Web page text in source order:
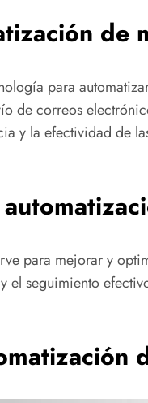
de
para
de correos
y la efectividad de
para mejorar y
el seguimiento